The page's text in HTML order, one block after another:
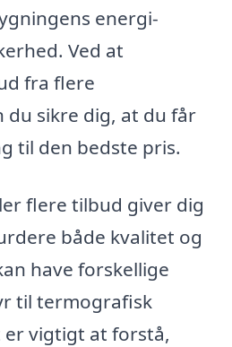
energi-
Ved at
fra flere
du sikre dig, at du får
til den bedste pris.
flere tilbud giver dig
både kvalitet og
have forskellige
til termografisk
er vigtigt at forstå,